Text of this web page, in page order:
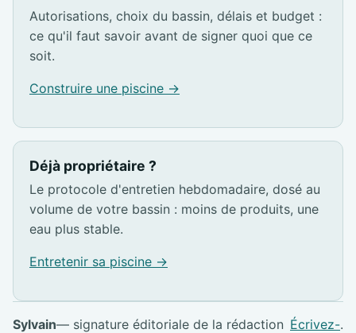
Autorisations, choix du bassin, délais et budget :
ce qu'il faut savoir avant de signer quoi que ce
soit.
Construire une piscine →
Déjà propriétaire ?
Le protocole d'entretien hebdomadaire, dosé au
volume de votre bassin : moins de produits, une
eau plus stable.
Entretenir sa piscine →
Sylvain— signature éditoriale de la rédaction Écrivez-.